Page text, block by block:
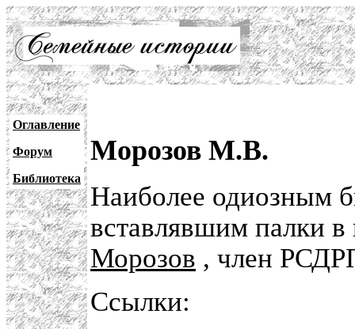
Оглавление
Форум
Библиотека
Морозов М.В.
Наиболее одиозным
вставлявшим палки
Морозов , член
Ссылки: